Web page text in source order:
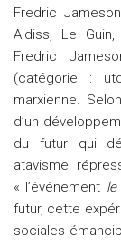
Fredric
Aldiss, Le Guin,
Fredric
(catégorie :
marxienne.
d’un
du futur qui
atavisme
« l’événement le
futur, cette
sociales